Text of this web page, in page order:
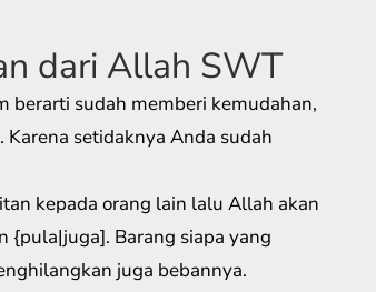
dari Allah SWT
berarti sudah memberi kemudahan,
setidaknya Anda sudah
kepada orang lain lalu Allah akan
{pula|juga]. Barang siapa yang
juga bebannya.